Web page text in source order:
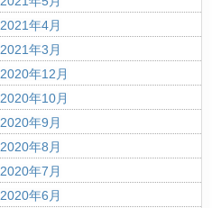
2021年4月
2021年3月
2020年12月
2020年10月
2020年9月
2020年8月
2020年7月
2020年6月